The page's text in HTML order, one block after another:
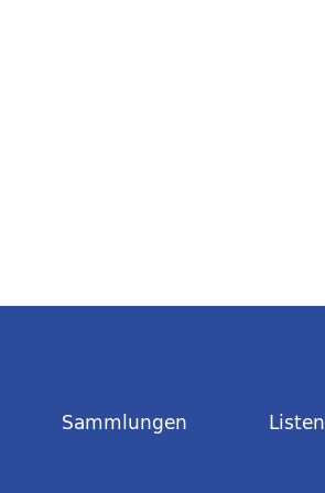
Sammlungen Listen